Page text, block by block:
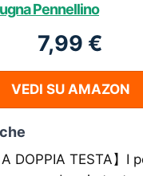
Pennellino
7,99 €
VEDI SU AMAZON
A DOPPIA TESTA】I